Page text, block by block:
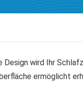
wird Ihr
ermöglicht